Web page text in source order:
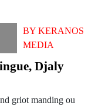
BYKERANOS
MEDIA
Djaly
griot manding ou